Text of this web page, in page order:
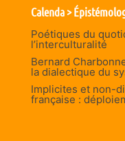
Calenda >
Poétiques du
l’interculturalité
Bernard
la dialectique du
Implicites et non-
française :